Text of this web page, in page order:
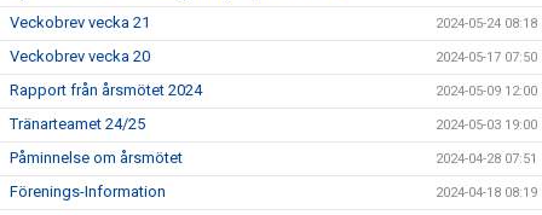
Veckobrev vecka 21 2024-05-24 08:18
Veckobrev vecka 20 2024-05-17 07:50
Rapport från årsmötet 2024 2024-05-09 12:00
Tränarteamet 24/25 2024-05-03 19:00
Påminnelse om årsmötet 2024-04-28 07:51
Förenings-Information 2024-04-18 08:19